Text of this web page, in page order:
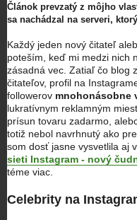
Článok prevzatý z môjho
sa nachádzal na serveri,
Každý jeden nový čitateľ
poteším, keď mi medzi nich
zásadná vec. Zatiaľ čo blog
čitateľov, profil na
followerov mnohonásobne
lukratívnym reklamným
prísun tovaru zadarmo,
totiž nebol navrhnutý ako
som dosť jasne vysvetlila aj
sieti Instagram - nový
téme viac.
Celebrity na